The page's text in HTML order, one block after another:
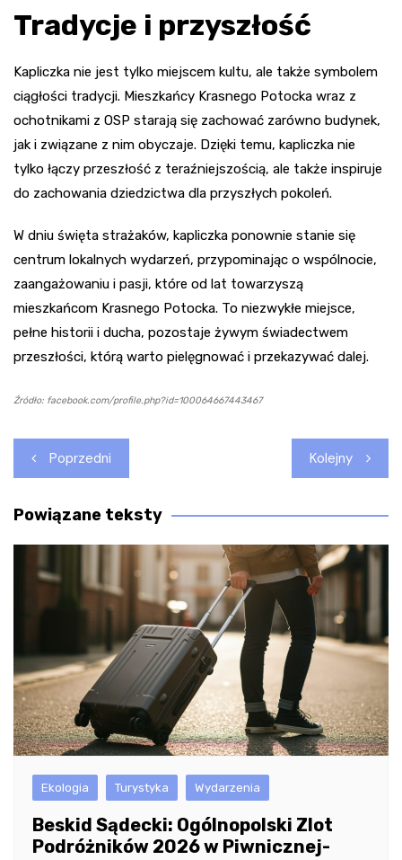
Tradycje i przyszłość
Kapliczka nie jest tylko miejscem kultu, ale także symbolem
ciągłości tradycji. Mieszkańcy Krasnego Potocka wraz z
ochotnikami z OSP starają się zachować zarówno budynek,
jak i związane z nim obyczaje. Dzięki temu, kapliczka nie
tylko łączy przeszłość z teraźniejszością, ale także inspiruje
do zachowania dziedzictwa dla przyszłych pokoleń.
W dniu święta strażaków, kapliczka ponownie stanie się
centrum lokalnych wydarzeń, przypominając o wspólnocie,
zaangażowaniu i pasji, które od lat towarzyszą
mieszkańcom Krasnego Potocka. To niezwykłe miejsce,
pełne historii i ducha, pozostaje żywym świadectwem
przeszłości, którą warto pielęgnować i przekazywać dalej.
Źródło: facebook.com/profile.php?id=100064667443467
Nawigacja
wpisu
Poprzedni Kolejny
Powiązane teksty
Ekologia Turystyka Wydarzenia
Beskid Sądecki: Ogólnopolski Zlot
Podróżników 2026 w Piwnicznej-